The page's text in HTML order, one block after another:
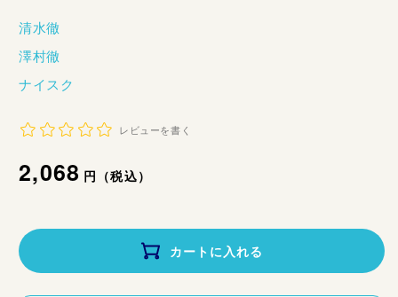
清水徹
澤村徹
ナイスク
レビューを書く
通
価
格
2,068円（税込）
カートに入れる